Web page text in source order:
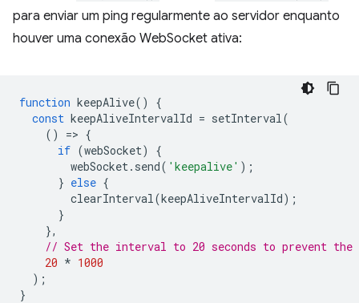
para enviar um ping regularmente ao servidor enquanto
houver uma conexão WebSocket ativa:
function keepAlive()
{
const keepAliveIntervalId = setInterval(
()
=> {
if (webSocket)
{
webSocket. send( 'keepalive' );
} else {
clearInterval(keepAliveIntervalId);
}
},
// Set the interval to 20 seconds to prevent the
20 * 1000
);
}